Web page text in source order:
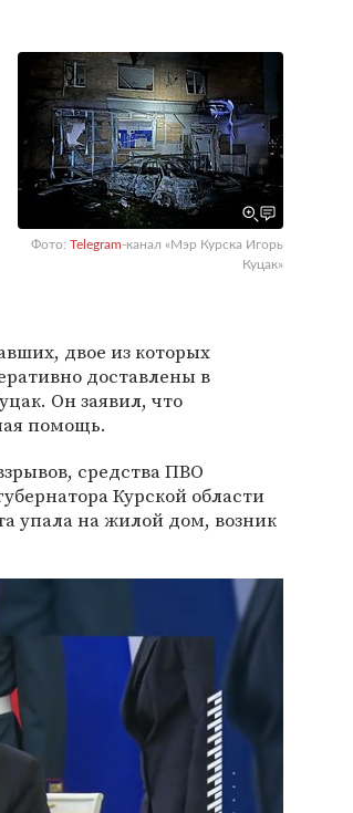
Фото: Telegram-канал «Мэр Курска Игорь
Куцак»
двое из которых
доставлены в
Он заявил, что
помощь.
средства ПВО
Курской области
упала на жилой дом, возник